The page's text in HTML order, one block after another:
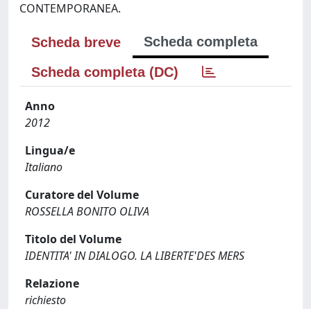
CONTEMPORANEA.
Scheda breve
Scheda completa
Scheda completa (DC)
Anno
2012
Lingua/e
Italiano
Curatore del Volume
ROSSELLA BONITO OLIVA
Titolo del Volume
IDENTITA' IN DIALOGO. LA LIBERTE'DES MERS
Relazione
richiesto